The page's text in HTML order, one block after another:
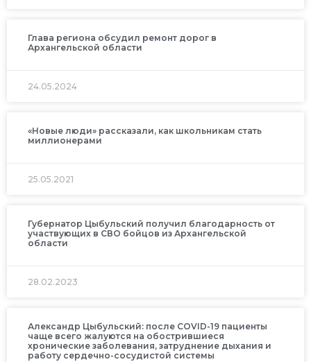
Глава региона обсудил ремонт дорог в
Архангельской области
24.05.2024
«Новые люди» рассказали, как школьникам стать
миллионерами
25.05.2021
Губернатор Цыбульский получил благодарность от
участвующих в СВО бойцов из Архангельской
области
28.02.2023
Александр Цыбульский: после COVID-19 пациенты
чаще всего жалуются на обострившиеся
хронические заболевания, затруднение дыхания и
работу сердечно-сосудистой системы